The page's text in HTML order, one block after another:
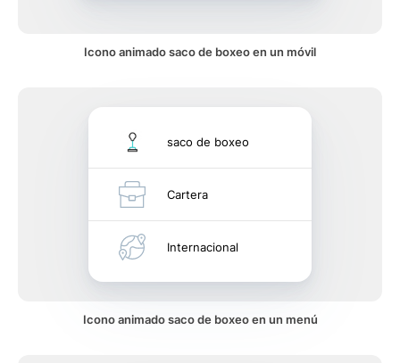
Icono animado saco de boxeo en un móvil
saco de boxeo
Cartera
Internacional
Icono animado saco de boxeo en un menú